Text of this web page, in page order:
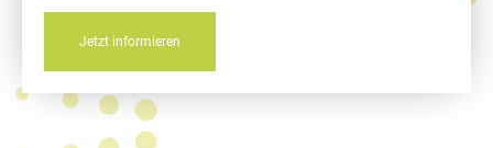
Jetzt informieren